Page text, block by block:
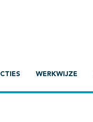
WERKWIJZE